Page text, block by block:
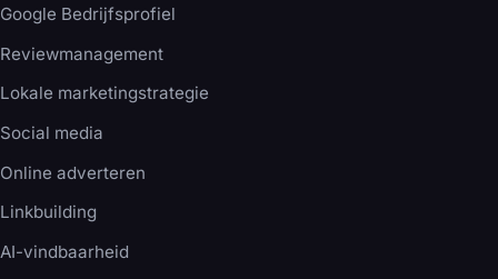
Google Bedrijfsprofiel
Reviewmanagement
Lokale marketingstrategie
Social media
Online adverteren
Linkbuilding
AI-vindbaarheid